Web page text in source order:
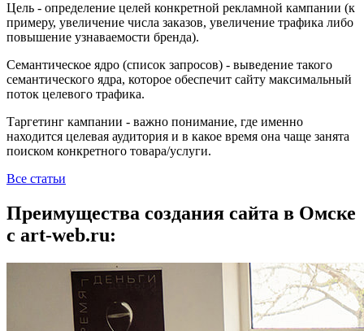
Цель - определение целей конкретной рекламной кампании (к
примеру, увеличение числа заказов, увеличение трафика либо
повышение узнаваемости бренда).
Семантическое ядро (список запросов) - выведение такого
семантического ядра, которое обеспечит сайту максимальный
поток целевого трафика.
Таргетинг кампании - важно понимание, где именно
находится целевая аудитория и в какое время она чаще занята
поиском конкретного товара/услуги.
Все статьи
Преимущества создания сайта в Омске
с art-web.ru: